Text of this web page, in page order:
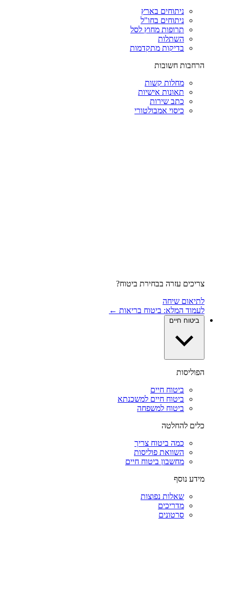
ניתוחים בארץ
ניתוחים בחו"ל
תרופות מחוץ לסל
השתלות
בדיקות מתקדמות
הרחבות חשובות
מחלות קשות
תאונות אישיות
כתב שירות
כיסוי אמבולטורי
צריכים עזרה בבחירת ביטוח?
לתיאום שיחה
לעמוד המלא: ביטוח בריאות ←
ביטוח חיים
הפוליסות
ביטוח חיים
ביטוח חיים למשכנתא
ביטוח למשפחה
כלים להחלטה
כמה ביטוח צריך
השוואת פוליסות
מחשבון ביטוח חיים
מידע נוסף
שאלות נפוצות
מדריכים
סרטונים